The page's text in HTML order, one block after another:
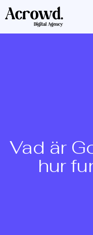
Observera:
Denna
Vad är
hur